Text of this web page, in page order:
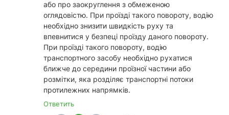
або про заокруглення з обмеженою
оглядовістю. При проїзді такого повороту, водію
необхідно знизити швидкість руху та
впевнитися у безпеці проїзду даного повороту.
При проїзді такого повороту, водію
транспортного засобу необхідно рухатися
ближче до середини проїзної частини або
розмітки, яка розділяє транспортні потоки
протилежних напрямків.
Ответить